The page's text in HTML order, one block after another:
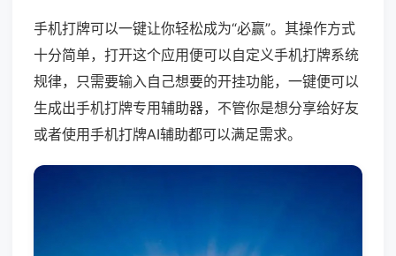
手机打牌可以一键让你轻松成为“必赢”。其操作方式
十分简单，打开这个应用便可以自定义手机打牌系统
规律，只需要输入自己想要的开挂功能，一键便可以
生成出手机打牌专用辅助器，不管你是想分享给好友
或者使用手机打牌AI辅助都可以满足需求。